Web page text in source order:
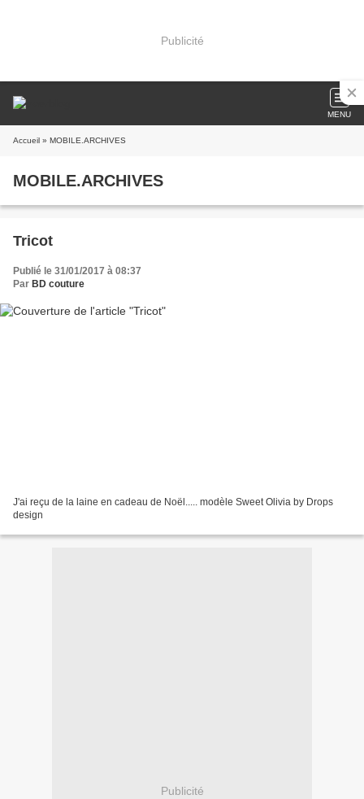
Publicité
MENU
Accueil » MOBILE.ARCHIVES
MOBILE.ARCHIVES
Tricot
Publié le 31/01/2017 à 08:37
Par BD couture
J'ai reçu de la laine en cadeau de Noël..... modèle Sweet Olivia by Drops
design
Publicité